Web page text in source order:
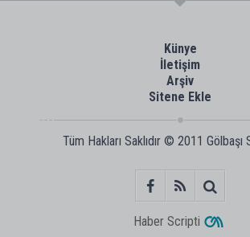
Künye
İletişim
Arşiv
Sitene Ekle
Tüm Hakları Saklıdır © 2011 Gölbaşı
Haber Scripti